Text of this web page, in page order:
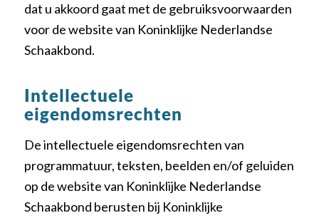
dat u akkoord gaat met de gebruiksvoorwaarden
voor de website van Koninklijke Nederlandse
Schaakbond.
Intellectuele
eigendomsrechten
De intellectuele eigendomsrechten van
programmatuur, teksten, beelden en/of geluiden
op de website van Koninklijke Nederlandse
Schaakbond berusten bij Koninklijke